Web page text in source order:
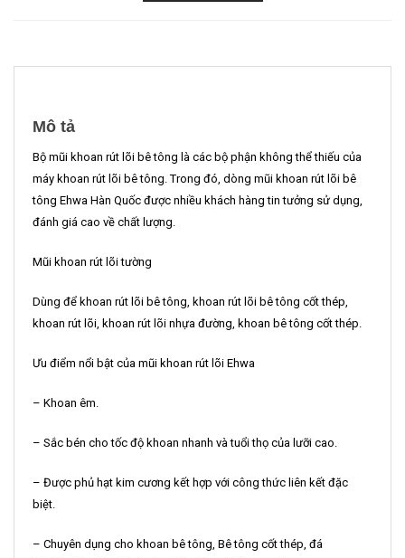
Mô tả
Bộ mũi khoan rút lõi bê tông là các bộ phận không thể thiếu của
máy khoan rút lõi bê tông. Trong đó, dòng mũi khoan rút lõi bê
tông Ehwa Hàn Quốc được nhiều khách hàng tin tưởng sử dụng,
đánh giá cao về chất lượng.
Mũi khoan rút lõi tường
Dùng để khoan rút lõi bê tông, khoan rút lõi bê tông cốt thép,
khoan rút lõi, khoan rút lõi nhựa đường, khoan bê tông cốt thép.
Ưu điểm nổi bật của mũi khoan rút lõi Ehwa
– Khoan êm.
– Sắc bén cho tốc độ khoan nhanh và tuổi thọ của lưỡi cao.
– Được phủ hạt kim cương kết hợp với công thức liên kết đặc
biệt.
– Chuyên dụng cho khoan bê tông, Bê tông cốt thép, đá